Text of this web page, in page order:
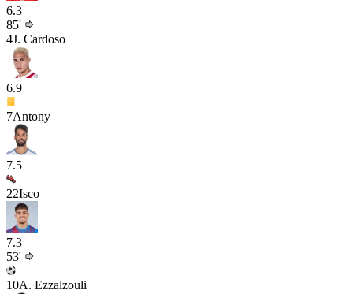
6.3
85'
4J. Cardoso
6.9
7Antony
7.5
22Isco
7.3
53'
10A. Ezzalzouli